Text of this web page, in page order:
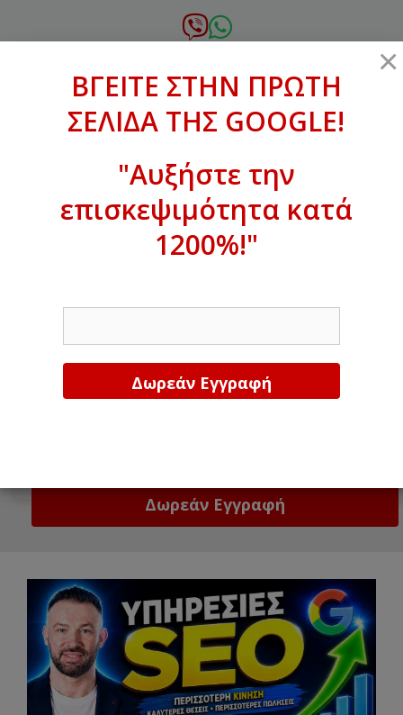
σε
xanthogenous@gmail.com
ΒΓΕΙΤΕ ΣΤΗΝ ΠΡΩΤΗ ΣΕΛΙΔΑ ΤΗΣ
GOOGLE!
×
ΒΓΕΙΤΕ ΣΤΗΝ ΠΡΩΤΗ
ΣΕΛΙΔΑ ΤΗΣ GOOGLE!
"Αυξήστε την
επισκεψιμότητα κατά
1200%!"